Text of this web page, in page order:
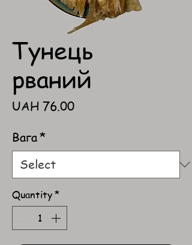
Тунець
рваний
UAH 76.00Price
Вага*
Quantity*